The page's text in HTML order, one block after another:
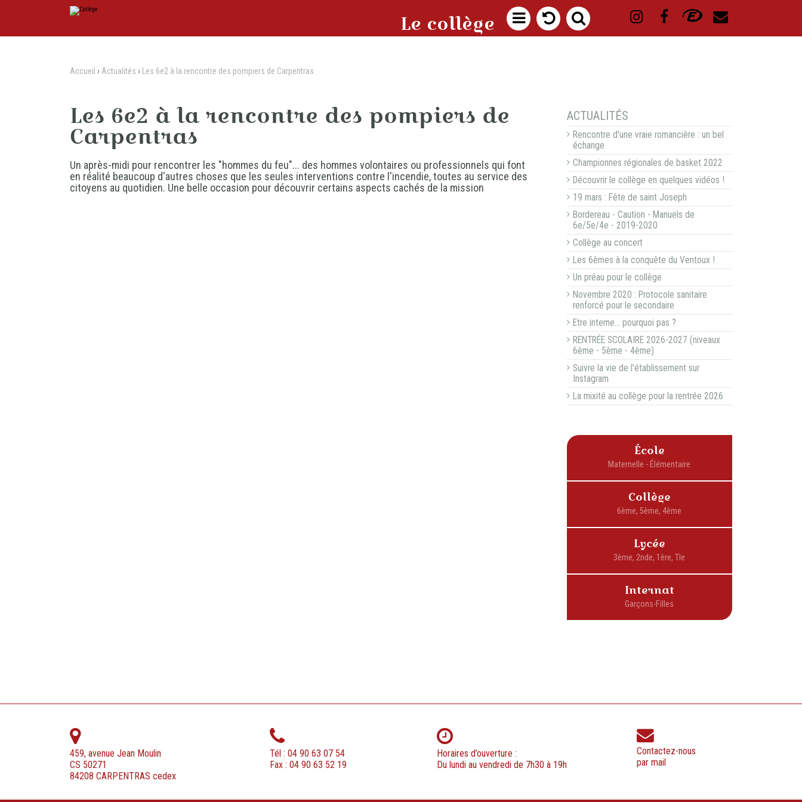
au
contenu.
à
personnels
Le collège 
Accueil › Actualités › Les 6e2 à la rencontre des pompiers de Carpentras
Les 6e2 à la rencontre des pompiers de
Carpentras
Un après-midi pour rencontrer les "hommes du feu"... des hommes volontaires ou professionnels qui font
en réalité beaucoup d'autres choses que les seules interventions contre l'incendie, toutes au service des
citoyens au quotidien. Une belle occasion pour découvrir certains aspects cachés de la mission
NAVIGATION
ACTUALITÉS
Rencontre d'une vraie romancière : un bel
échange
Championnes régionales de basket 2022
Découvrir le collège en quelques vidéos !
19 mars : Fête de saint Joseph
Bordereau - Caution - Manuels de
6e/5e/4e - 2019-2020
Collège au concert
Les 6èmes à la conquête du Ventoux !
Un préau pour le collège
Novembre 2020 : Protocole sanitaire
renforcé pour le secondaire
Etre interne... pourquoi pas ?
RENTRÉE SCOLAIRE 2026-2027 (niveaux
6ème - 5ème - 4ème)
Suivre la vie de l'établissement sur
Instagram
La mixité au collège pour la rentrée 2026
École
Collège
Lycée
Internat
459, avenue Jean Moulin
CS 50271
84208 CARPENTRAS cedex
Tél : 04 90 63 07 54
Fax : 04 90 63 52 19
Horaires d’ouverture :
Du lundi au vendredi de 7h30 à 19h
Contactez-nous
par mail